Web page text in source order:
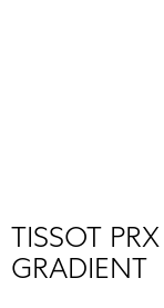
TISSOT
GRADIENT